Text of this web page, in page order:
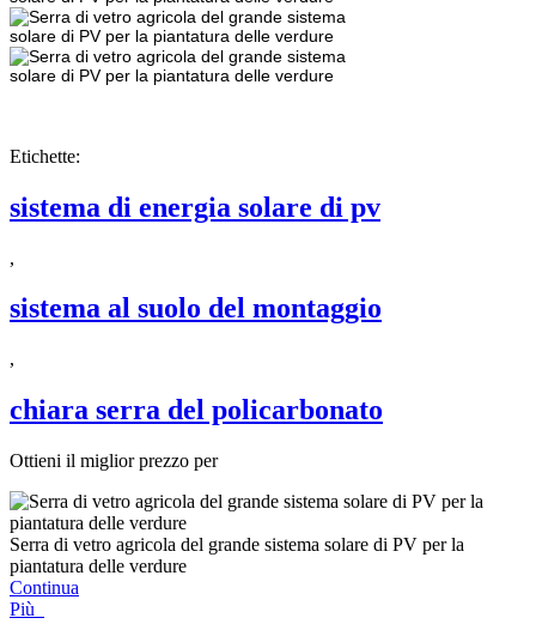
Etichette:
sistema di energia solare di pv
,
sistema al suolo del montaggio
,
chiara serra del policarbonato
Ottieni il miglior prezzo per
Serra di vetro agricola del grande sistema solare di PV per la
piantatura delle verdure
Continua
Più